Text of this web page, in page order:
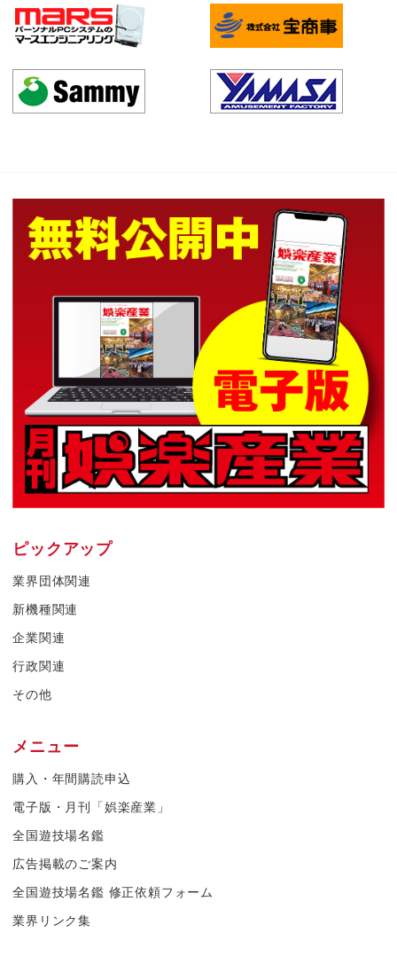
ピックアップ
業界団体関連
新機種関連
企業関連
行政関連
その他
メニュー
購入・年間購読申込
電子版・月刊「娯楽産業」
全国遊技場名鑑
広告掲載のご案内
全国遊技場名鑑 修正依頼フォーム
業界リンク集